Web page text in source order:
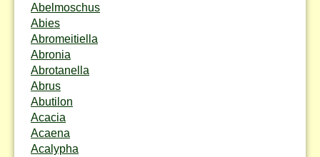
Abelmoschus
Abies
Abromeitiella
Abronia
Abrotanella
Abrus
Abutilon
Acacia
Acaena
Acalypha